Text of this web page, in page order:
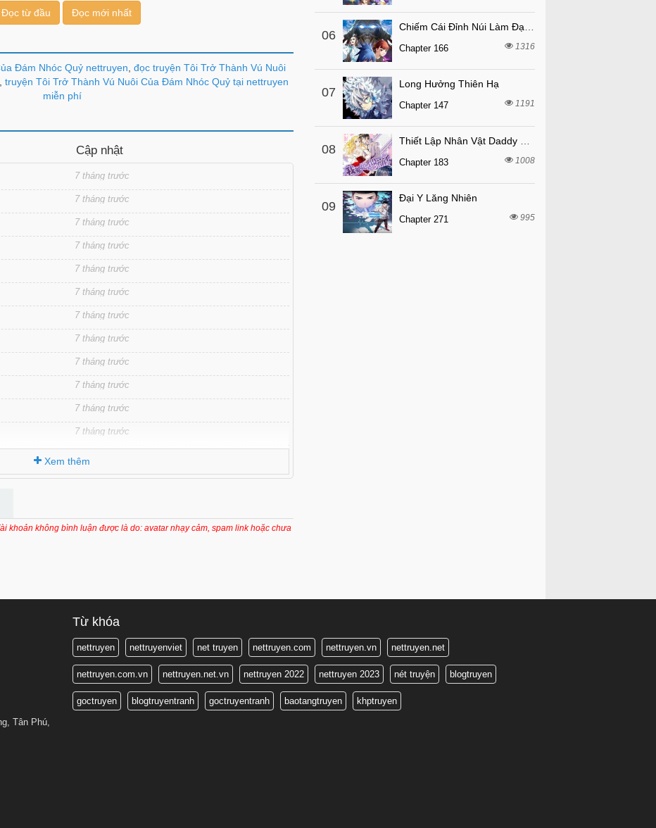
Đọc từ đầu Đọc mới nhất
Đám Nhóc Quỷ nettruyen đọc truyện Tôi Trở Thành Vú Nuôi
truyện Tôi Trở Thành Vú Nuôi Của Đám Nhóc Quỷ tại nettruyen
miễn phí
Cập nhật
7 tháng trước
7 tháng trước
7 tháng trước
7 tháng trước
7 tháng trước
7 tháng trước
7 tháng trước
7 tháng trước
7 tháng trước
7 tháng trước
7 tháng trước
7 tháng trước
7 tháng trước
7 tháng trước
7 tháng trước
7 tháng trước
7 tháng trước
7 tháng trước
7 tháng trước
Xem thêm
khoản không bình luận được là do: avatar nhạy cảm, spam link hoặc chưa
06
Chapter 166 1316
07
Long Hưởng Thiên Hạ
Chapter 147 1191
08
Chapter 183 1008
09
Đại Y Lăng Nhiên
Chapter 271 995
Tân Phú,
Từ khóa
nettruyen nettruyenviet net truyen nettruyen.com nettruyen.vn nettruyen.net
nettruyen.com.vn nettruyen.net.vn nettruyen 2022 nettruyen 2023 nét truyện blogtruyen
goctruyen blogtruyentranh goctruyentranh baotangtruyen khptruyen